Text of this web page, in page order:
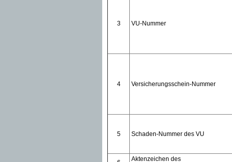
3 VU-Nummer
4 Versicherungsschein-Nummer
5 Schaden-Nummer des VU
Aktenzeichen des